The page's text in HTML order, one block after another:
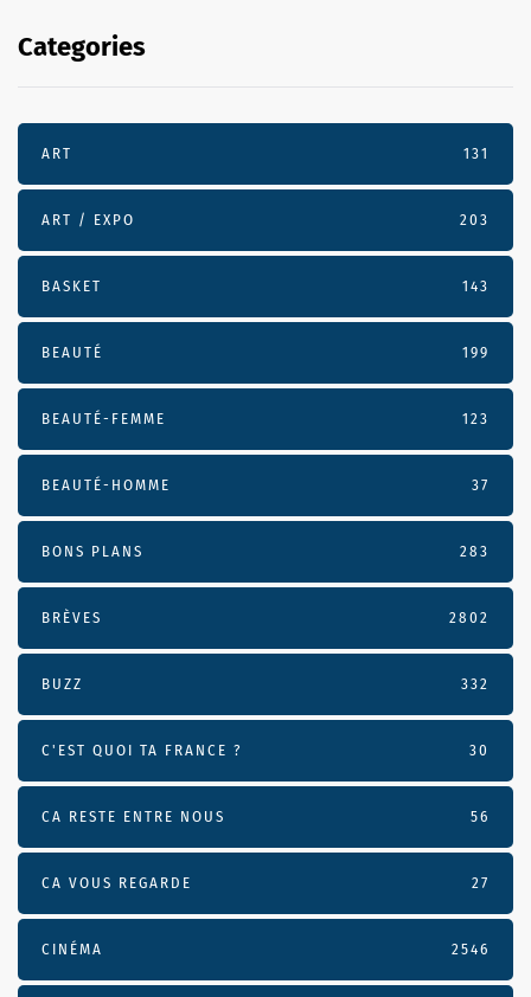
Categories
ART 131
ART / EXPO 203
BASKET 143
BEAUTÉ 199
BEAUTÉ-FEMME 123
BEAUTÉ-HOMME 37
BONS PLANS 283
BRÈVES 2802
BUZZ 332
C'EST QUOI TA FRANCE ? 30
CA RESTE ENTRE NOUS 56
CA VOUS REGARDE 27
CINÉMA 2546